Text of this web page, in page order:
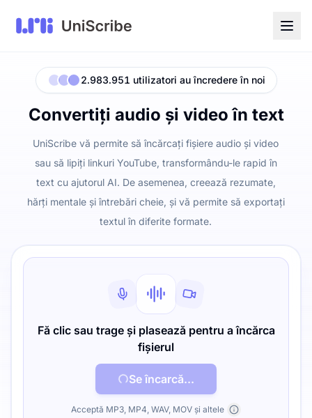
2.983.951 utilizatori au încredere în noi
Convertiți audio și video în text
UniScribe vă permite să încărcați fișiere audio și video
sau să lipiți linkuri YouTube, transformându-le rapid în
text cu ajutorul AI. De asemenea, creează rezumate,
hărți mentale și întrebări cheie, și vă permite să exportați
textul în diferite formate.
Fă clic sau trage și plasează pentru a încărca
fișierul
Se încarcă...
Acceptă MP3, MP4, WAV, MOV și altele